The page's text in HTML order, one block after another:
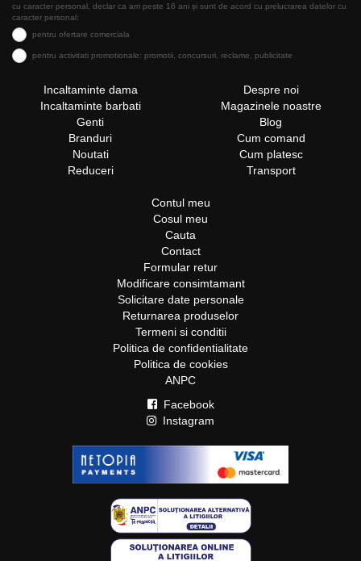
cu caracter personal, declar ca am peste 16 ani și sunt de acord cu prelucrarea datelor cu
caracter personal:
pentru ofertare comerciala
pentru activitati promotionale: promotii, concursuri, reclame, publicitate
Incaltaminte dama
Incaltaminte barbati
Genti
Branduri
Noutati
Reduceri
Despre noi
Magazinele noastre
Blog
Cum comand
Cum platesc
Transport
Contul meu
Cosul meu
Cauta
Contact
Formular retur
Modificare consimtamant
Solicitare date personale
Returnarea produselor
Termeni si conditii
Politica de confidentialitate
Politica de cookies
ANPC
Facebook
Instagram